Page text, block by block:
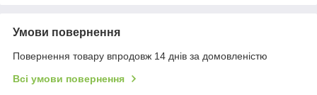
Умови повернення
Повернення товару впродовж 14 днів за домовленістю
Всі умови повернення